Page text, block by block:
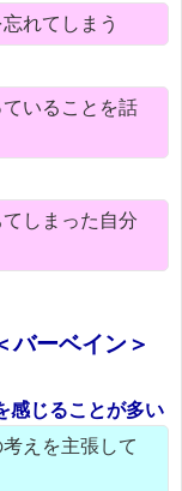
れてしまう
いることを話
しまった自分
バーベイン＞
感じることが多い
えを主張して